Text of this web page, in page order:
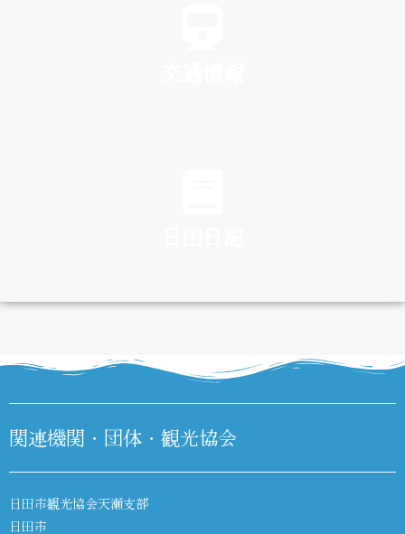
DIARY
関連機関・団体・観光協会
日田市観光協会天瀬支部
日田市